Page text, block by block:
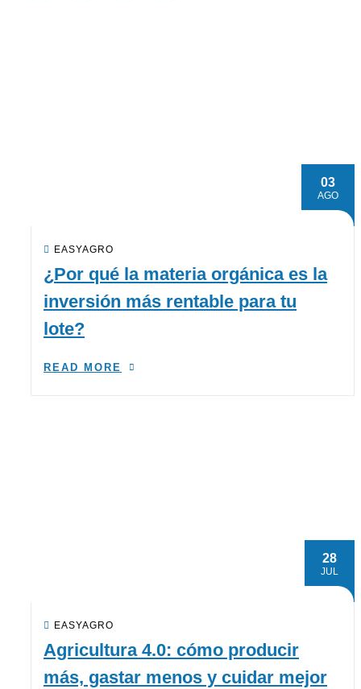
03
AGO
EASYAGRO
¿Por qué la materia orgánica es la
inversión más rentable para tu
lote?
READ MORE
28
JUL
EASYAGRO
Agricultura 4.0: cómo producir
más, gastar menos y cuidar mejor